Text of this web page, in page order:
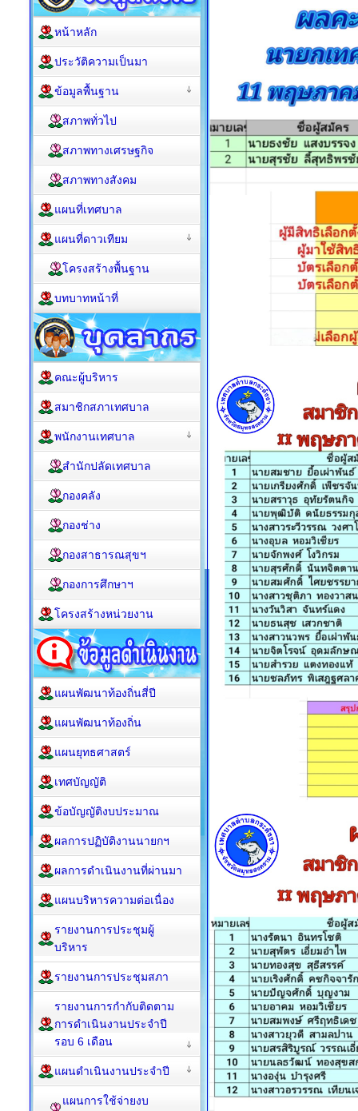
หน้าหลัก
ประวัติความเป็นมา
ข้อมูลพื้นฐาน
สภาพทั่วไป
สภาพทางเศรษฐกิจ
สภาพทางสังคม
แผนที่เทศบาล
แผนที่ดาวเทียม
โครงสร้างพื้นฐาน
บทบาทหน้าที่
คณะผู้บริหาร
สมาชิกสภาเทศบาล
พนักงานเทศบาล
สำนักปลัดเทศบาล
กองคลัง
กองช่าง
กองสาธารณสุขฯ
กองการศึกษาฯ
โครงสร้างหน่วยงาน
แผนพัฒนาท้องถิ่นสี่ปี
แผนพัฒนาท้องถิ่น
แผนยุทธศาสตร์
เทศบัญญัติ
ข้อบัญญัติงบประมาณ
ผลการปฏิบัติงานนายกฯ
ผลการดำเนินงานที่ผ่านมา
แผนบริหารความต่อเนื่อง
รายงานการประชุมผู้
บริหาร
รายงานการประชุมสภา
รายงานการกำกับติดตาม
การดำเนินงานประจำปี
รอบ 6 เดือน
แผนดำเนินงานประจำปี
แผนการใช้จ่ายงบ